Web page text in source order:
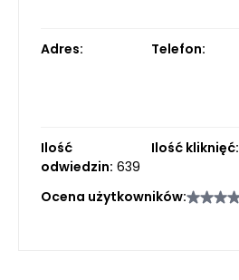
Adres: Telefon:
Ilość
odwiedzin: 639
Ilość kliknięć:
Ocena użytkowników: